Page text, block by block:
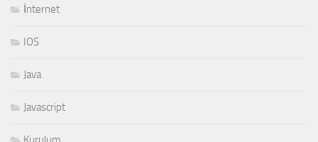
İnternet
IOS
Java
Javascript